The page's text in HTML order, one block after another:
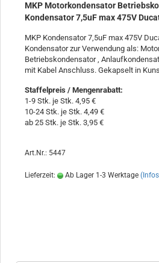
MKP Motorkondensator
Kondensator 7,5uF max 475V
MKP Kondensator 7,5uF max 475V
Kondensator zur Verwendung als:
Betriebskondensator ,
mit Kabel Anschluss. Gekapselt in
Staffelpreis / Mengenrabatt:
1-9 Stk. je Stk. 4,95 €
10-24 Stk. je Stk. 4,49 €
ab 25 Stk. je Stk. 3,95 €
Art.Nr.: 5447
Lieferzeit: Ab Lager 1-3 Werktage